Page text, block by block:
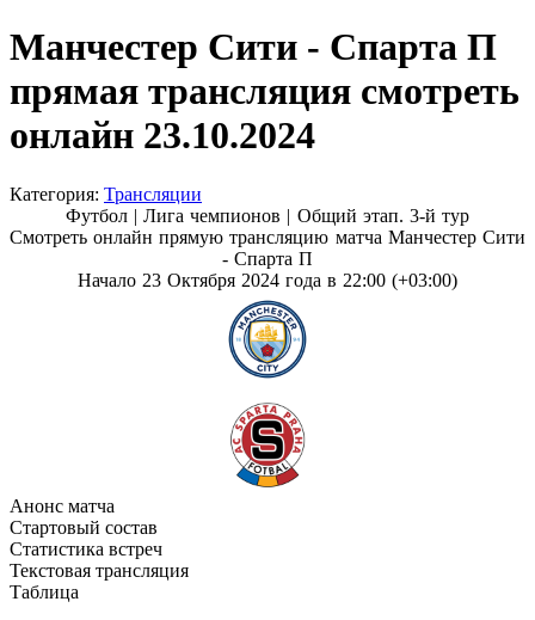
Манчестер Сити - Спарта П
прямая трансляция смотреть
онлайн 23.10.2024
Категория: Трансляции
Футбол | Лига чемпионов | Общий этап. 3-й тур
Смотреть онлайн прямую трансляцию матча Манчестер Сити
- Спарта П
Начало 23 Октября 2024 года в 22:00 (+03:00)
Анонс матча
Стартовый состав
Статистика встреч
Текстовая трансляция
Таблица